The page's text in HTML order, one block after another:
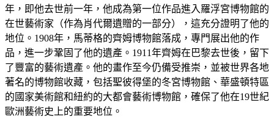
年，即他去世前一年，他成為第一位作品進入羅浮宮博物館的
在世藝術家（作為肖代爾遺贈的一部分），這充分證明了他的
地位。1908年，馬蒂格的齊姆博物館落成，專門展出他的作
品，進一步鞏固了他的遺產。1911年齊姆在巴黎去世後，留下
了豐富的藝術遺產。他的畫作至今仍備受推崇，並被世界各地
著名的博物館收藏，包括聖彼得堡的冬宮博物館、華盛頓特區
的國家美術館和紐約的大都會藝術博物館，確保了他在19世紀
歐洲藝術史上的重要地位。